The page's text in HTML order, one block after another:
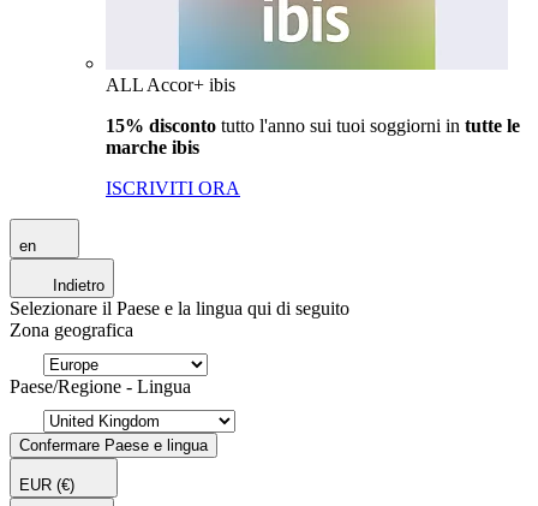
ALL Accor+ ibis
15% disconto tutto l'anno sui tuoi soggiorni in tutte le
marche ibis
ISCRIVITI ORA
en
Indietro
Selezionare il Paese e la lingua qui di seguito
Zona geografica
Paese/Regione - Lingua
Confermare Paese e lingua
EUR (€)